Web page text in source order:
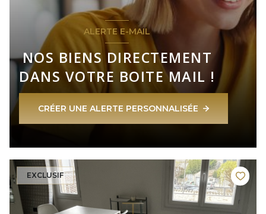
ALERTE E-MAIL
NOS BIENS DIRECTEMENT
DANS VOTRE BOITE MAIL !
CRÉER UNE ALERTE PERSONNALISÉE
EXCLUSIF